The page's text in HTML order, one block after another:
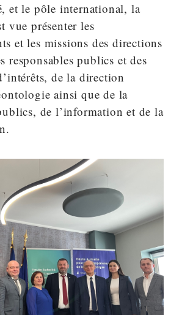
et le pôle international, la
vue présenter les
et les missions des directions
responsables publics et des
de la direction
ainsi que de la
de l’information et de la